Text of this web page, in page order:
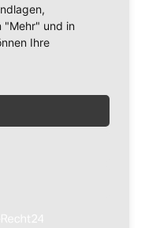
"Mehr" und in
Ihre